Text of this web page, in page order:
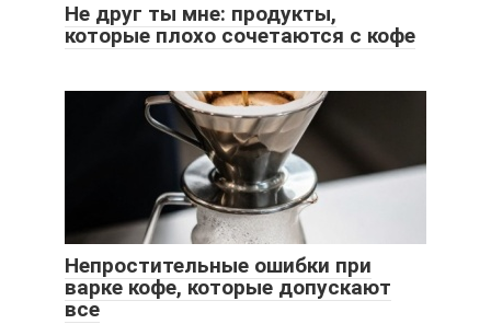
Не друг ты мне: продукты,
которые плохо сочетаются с кофе
Непростительные ошибки при
варке кофе, которые допускают
все